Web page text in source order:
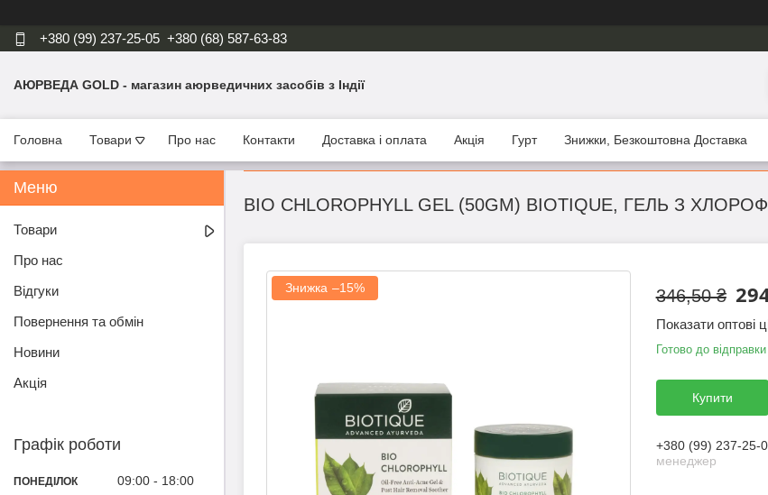
+380 (99) 237-25-05 +380 (68) 587-63-83
АЮРВЕДА GOLD - магазин аюрведичних засобів з Індії
Головна Товари Про нас Контакти Доставка і оплата Акція Гурт Знижки, Безкоштовна Доставка
BIO CHLOROPHYLL GEL (50GM) BIOTIQUE, ГЕЛЬ З
–15% 346,50 ₴
Показати оптові
Готово до відправки
Купити
+380 (99) 237-25-
менеджер
Товари
Про нас
Відгуки
Повернення та обмін
Новини
Акція
Графік роботи
ПОНЕДІЛОК 09:00 18:00